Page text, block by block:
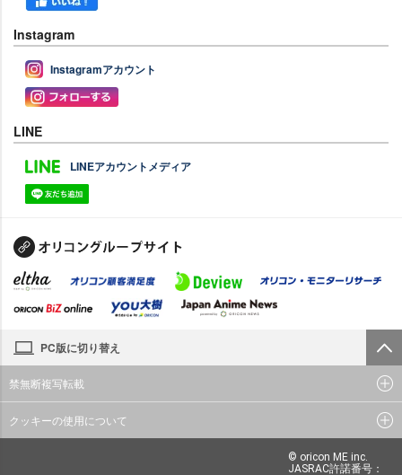
Instagram
Instagramアカウント
LINE
LINEアカウントメディア
PC版に切り替え
禁無断複写転載
クッキーの使用について
© oricon ME inc.
JASRAC許諾番号：